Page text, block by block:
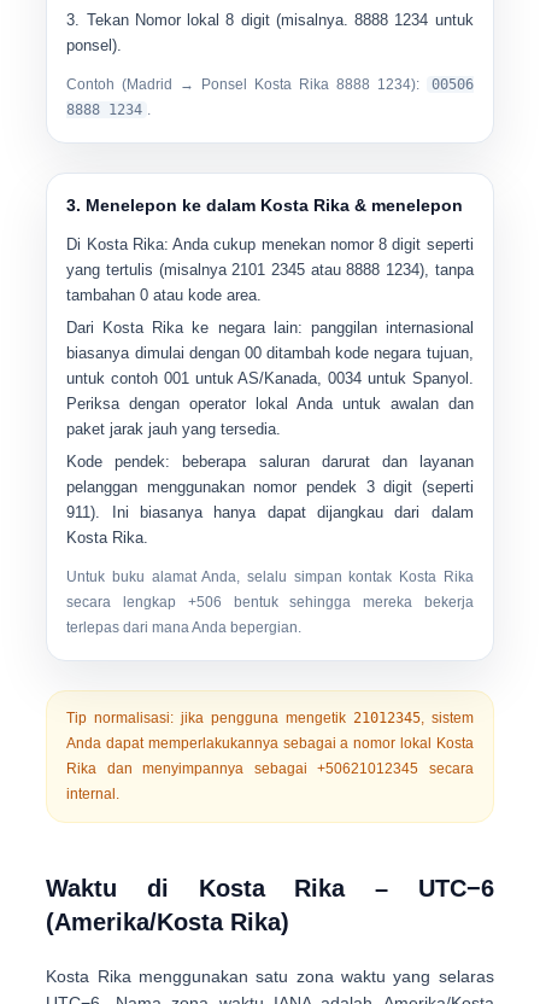
Tekan Nomor lokal 8 digit(misalnya.8888 1234 untuk
ponsel).
Contoh (Madrid → Ponsel Kosta Rika 8888 1234):
00506
8888 1234 .
3. Menelepon ke dalam Kosta Rika & menelepon
Di Kosta Rika: Anda cukup menekan nomor 8 digit seperti
yang tertulis (misalnya2101 2345 atau8888 1234), tanpa
tambahan 0 atau kode area.
Dari Kosta Rika ke negara lain: panggilan internasional
biasanya dimulai dengan 00ditambah kode negara tujuan,
untuk contoh 001untuk AS/Kanada,0034 untuk Spanyol.
Periksa dengan operator lokal Anda untuk awalan dan
paket jarak jauh yang tersedia.
Kode pendek: beberapa saluran darurat dan layanan
pelanggan menggunakan nomor pendek 3 digit (seperti
911). Ini biasanya hanya dapat dijangkau dari dalam
Kosta Rika.
Untuk buku alamat Anda, selalu simpan kontak Kosta Rika
secara lengkap +506 bentuk sehingga mereka bekerja
terlepas dari mana Anda bepergian.
Tip normalisasi: jika pengguna mengetik 21012345, sistem
Anda dapat memperlakukannya sebagai a nomor lokal Kosta
Rika dan menyimpannya sebagai+50621012345 secara
internal.
Waktu di Kosta Rika – UTC−6
(Amerika/Kosta Rika)
Kosta Rika menggunakan satu zona waktu yang selaras